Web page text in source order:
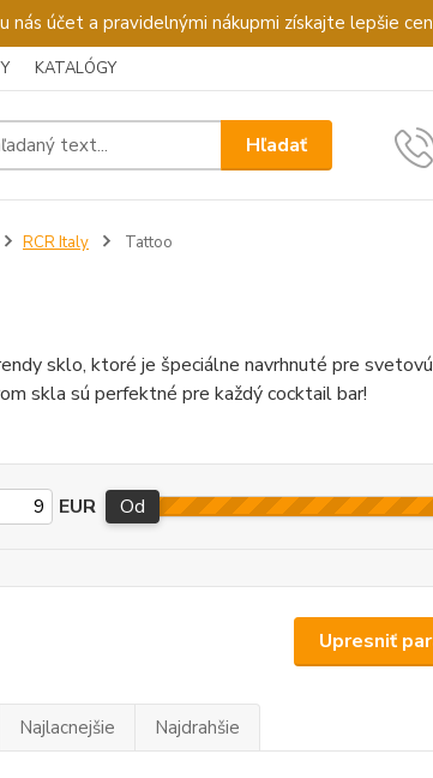
nás účet a pravidelnými nákupmi získajte lepšie
KATALÓGY
Hľadať
RCR Italy Tattoo
sklo, ktoré je špeciálne navrhnuté pre
skla sú perfektné pre každý cocktail bar!
Upresniť
EUR Od
Najlacnejšie Najdrahšie